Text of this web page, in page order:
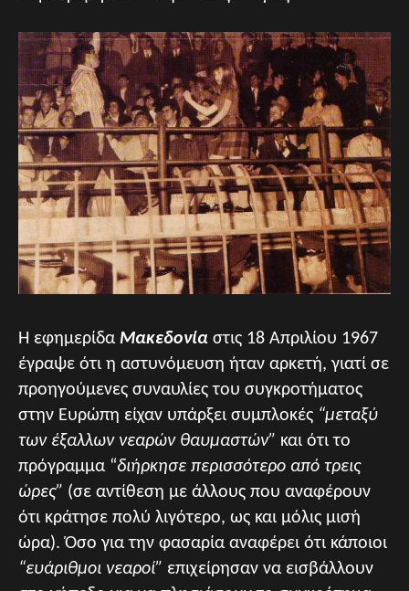
Η εφημερίδα Μακεδονία στις 18 Απριλίου 1967
έγραψε ότι η αστυνόμευση ήταν αρκετή, γιατί σε
προηγούμενες συναυλίες του συγκροτήματος
στην Ευρώπη είχαν υπάρξει συμπλοκές “μεταξύ
των έξαλλων νεαρών θαυμαστών” και ότι το
πρόγραμμα “διήρκησε περισσότερο από τρεις
ώρες” (σε αντίθεση με άλλους που αναφέρουν
ότι κράτησε πολύ λιγότερο, ως και μόλις μισή
ώρα). Όσο για την φασαρία αναφέρει ότι κάποιοι
“ευάριθμοι νεαροί” επιχείρησαν να εισβάλλουν